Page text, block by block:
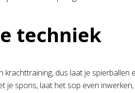
techniek
krachttraining, dus laat je
je spons, laat het sop even